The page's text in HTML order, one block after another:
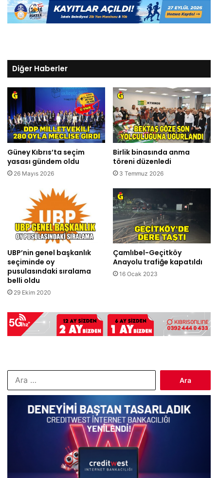
Diğer Haberler
Güney Kıbrıs’ta seçim
yasası gündem oldu
26 Mayıs 2026
Birlik binasında anma
töreni düzenledi
3 Temmuz 2026
UBP’nin genel başkanlık
seçiminde oy
pusulasındaki sıralama
belli oldu
29 Ekim 2020
Çamlıbel-Geçitköy
Anayolu trafiğe kapatıldı
16 Ocak 2023